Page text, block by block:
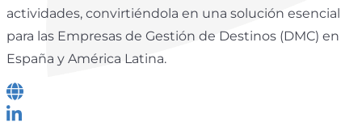
actividades, convirtiéndola en una solución esencial
para las Empresas de Gestión de Destinos (DMC) en
España y América Latina.